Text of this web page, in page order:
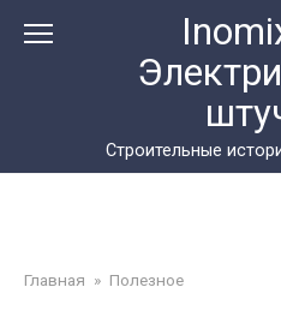
Cтроительные
Главная » Полезное